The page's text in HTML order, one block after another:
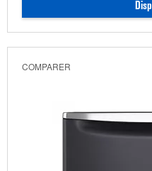
COMPARER